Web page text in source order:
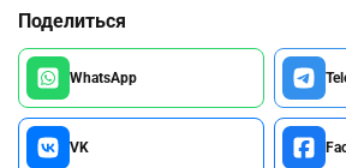
Поделиться
WhatsApp
VK